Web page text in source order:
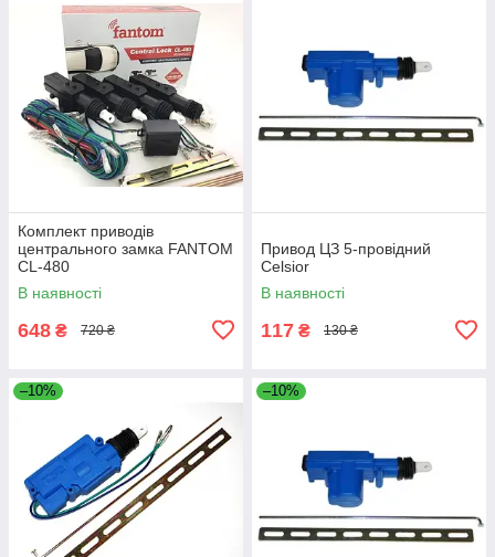
Комплект приводів
центрального замка FANTOM
CL-480
В наявності
648 ₴ 720 ₴
Привод ЦЗ 5-провідний
Celsior
В наявності
117 ₴ 130 ₴
–10% –10%